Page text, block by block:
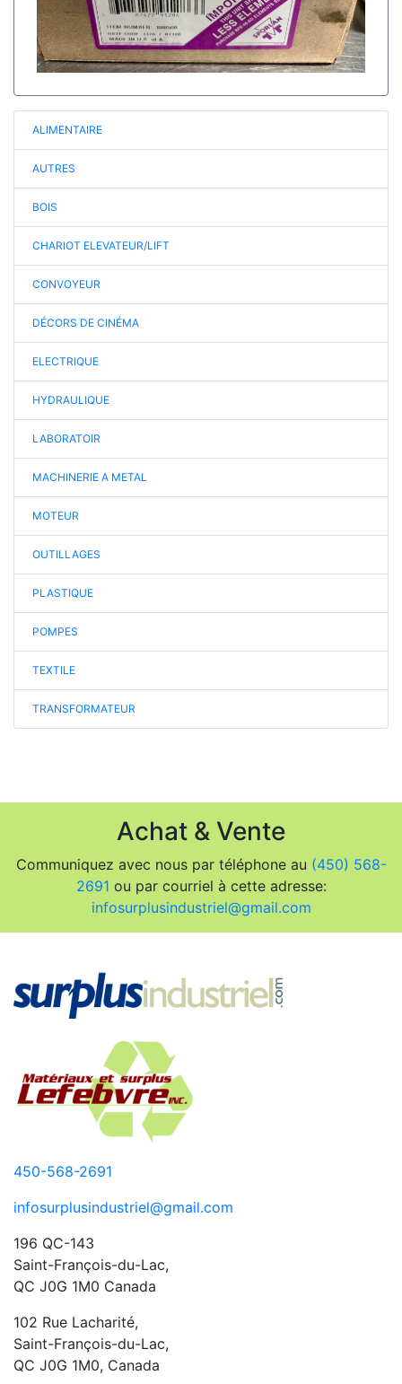
ALIMENTAIRE
AUTRES
BOIS
CHARIOT ELEVATEUR/LIFT
CONVOYEUR
DÉCORS DE CINÉMA
ELECTRIQUE
HYDRAULIQUE
LABORATOIR
MACHINERIE A METAL
MOTEUR
OUTILLAGES
PLASTIQUE
POMPES
TEXTILE
TRANSFORMATEUR
Achat & Vente
Communiquez avec nous par téléphone au (450) 568-
2691 ou par courriel à cette adresse:
infosurplusindustriel@gmail.com
450-568-2691
infosurplusindustriel@gmail.com
196 QC-143
Saint-François-du-Lac,
QC J0G 1M0 Canada
102 Rue Lacharité,
Saint-François-du-Lac,
QC J0G 1M0, Canada